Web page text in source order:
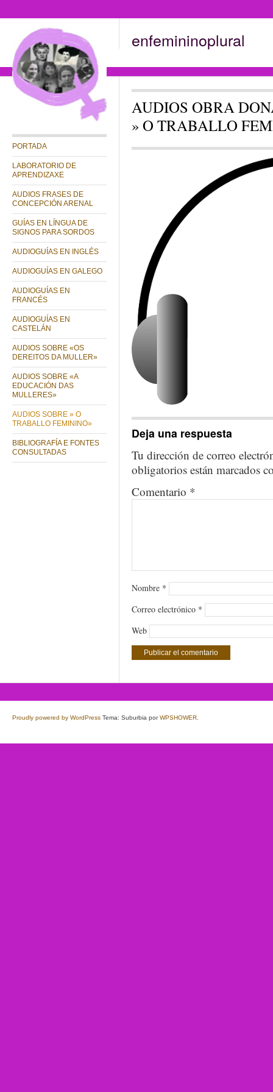
enfemininoplural
PORTADA
LABORATORIO DE
APRENDIZAXE
AUDIOS FRASES DE
CONCEPCIÓN ARENAL
GUÍAS EN LÍNGUA DE
SIGNOS PARA SORDOS
AUDIOGUÍAS EN INGLÉS
AUDIOGUÍAS EN GALEGO
AUDIOGUÍAS EN
FRANCÉS
AUDIOGUÍAS EN
CASTELÁN
AUDIOS SOBRE «OS
DEREITOS DA MULLER»
AUDIOS SOBRE «A
EDUCACIÓN DAS
MULLERES»
AUDIOS SOBRE » O
TRABALLO FEMININO»
BIBLIOGRAFÍA E FONTES
CONSULTADAS
AUDIOS OBRA
» O TRABALLO
Deja una respuesta
Tu dirección de correo
obligatorios están marcados
Comentario *
Nombre *
Correo electrónico *
Web
Proudly powered by WordPress Tema: Suburbia porWPSHOWER